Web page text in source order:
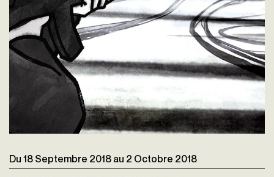
Du 18 Septembre 2018 au 2 Octobre 2018